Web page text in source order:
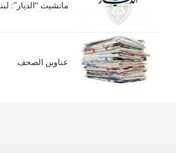
مانشيت “الديار”:
عناوين الصحف